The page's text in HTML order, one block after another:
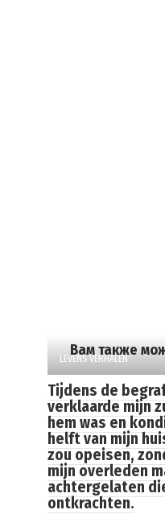
Вам также
LEVENS VERHALEN
Tijdens de
verklaarde mijn
hem was en
helft van mijn
zou opeisen,
mijn overleden
achtergelaten
ontkrachten.